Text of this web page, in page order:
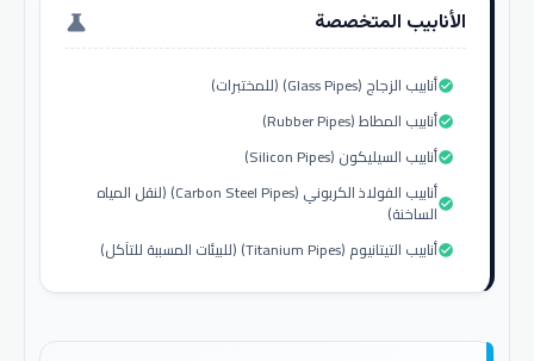
الأنابيب المتخصصة science
أنابيب الزجاج (Glass Pipes) (للمختبرات)check_circle
أنابيب المطاط (Rubber Pipes)check_circle
أنابيب السيليكون (Silicon Pipes)check_circle
أنابيب الفولاذ الكربوني (Carbon Steel Pipes) (لنقل المياه
الساخنة)check_circle
أنابيب التيتانيوم (Titanium Pipes) (للبيئات المسببة للتآكل)check_circle